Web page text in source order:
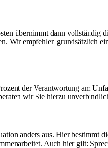
übernimmt dann vollständig
Wir empfehlen grundsätzlich
der Verantwortung am
wir Sie hierzu
anders aus. Hier bestimmt
Auch hier gilt: